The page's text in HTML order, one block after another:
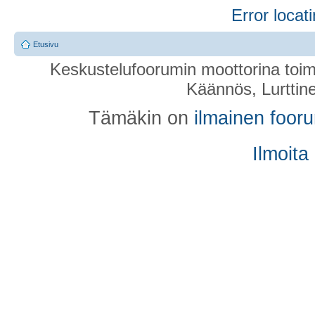
Error
Etusivu
Keskustelufoorumin moottorina
Käännös,
Tämäkin on ilmainen